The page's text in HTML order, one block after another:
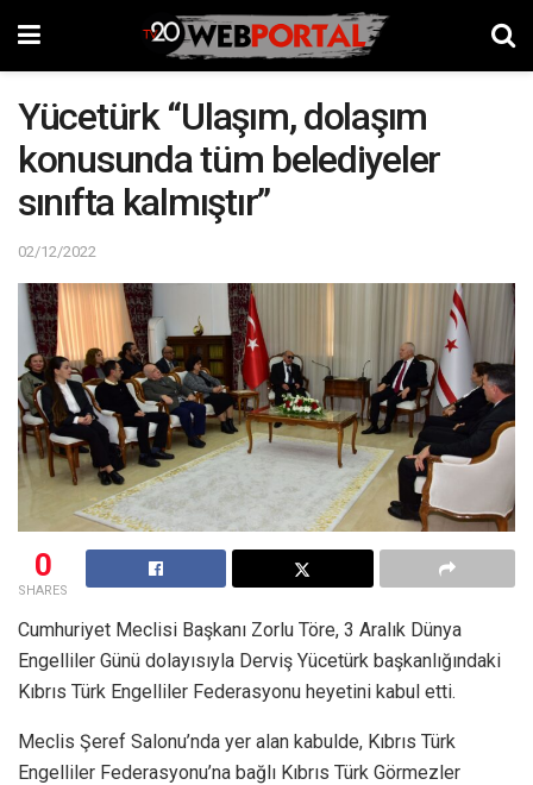
Yücetürk “Ulaşım, dolaşım
konusunda tüm belediyeler
sınıfta kalmıştır”
02/12/2022
0
SHARES
Cumhuriyet Meclisi Başkanı Zorlu Töre, 3 Aralık Dünya
Engelliler Günü dolayısıyla Derviş Yücetürk başkanlığındaki
Kıbrıs Türk Engelliler Federasyonu heyetini kabul etti.
Meclis Şeref Salonu’nda yer alan kabulde, Kıbrıs Türk
Engelliler Federasyonu’na bağlı Kıbrıs Türk Görmezler